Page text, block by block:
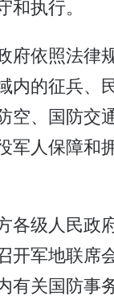
执行。
府依照法律
内的征兵、
空、国防交
军人保障和
级人民政
开军地联席
有关国防事